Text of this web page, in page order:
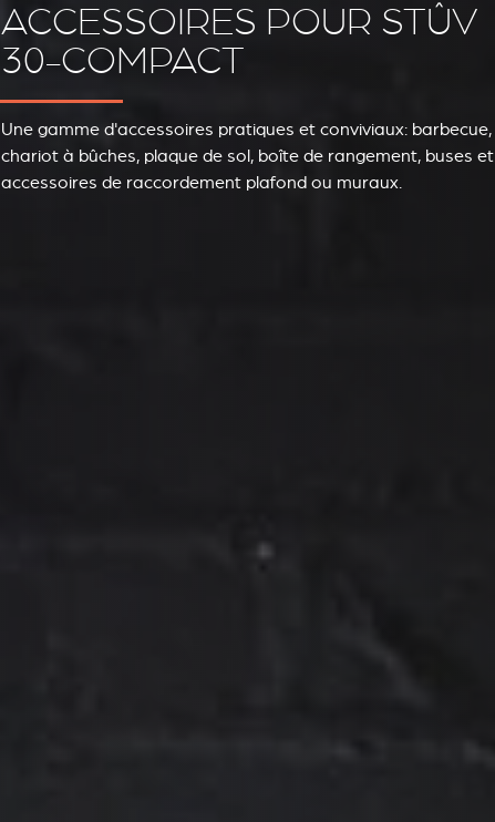
ACCESSOIRES POUR STÛV
30-COMPACT
Une gamme d'accessoires pratiques et conviviaux: barbecue,
chariot à bûches, plaque de sol, boîte de rangement, buses et
accessoires de raccordement plafond ou muraux.